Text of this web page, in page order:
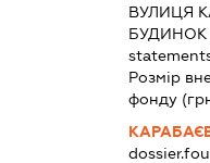
ВУЛИЦЯ
БУДИНОК
Розмір
фонду